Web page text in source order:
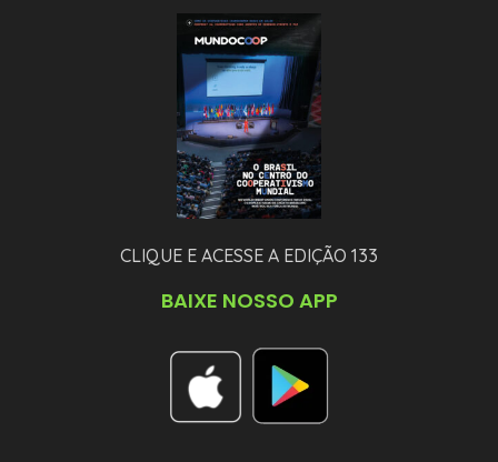
CLIQUE E ACESSE A EDIÇÃO 133
BAIXE NOSSO APP